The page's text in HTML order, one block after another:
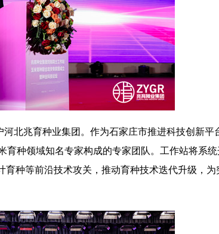
北兆育种业集团。作为石家庄市推进科技创新平
种领域知名专家构成的专家团队。工作站将系
种等前沿技术攻关，推动育种技术迭代升级，